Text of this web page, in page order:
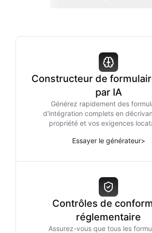
Constructeur de
par IA
Générez rapidement des
d'intégration complets en
propriété et vos exigences
Essayer le générateur>
Contrôles de
réglementaire
Assurez-vous que tous les